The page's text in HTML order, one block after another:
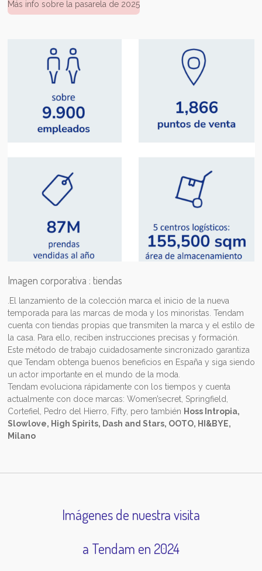
Más info sobre la pasarela de 2025
Imagen corporativa : tiendas
.El lanzamiento de la colección marca el inicio de la nueva
temporada para las marcas de moda y los minoristas. Tendam
cuenta con tiendas propias que transmiten la marca y el estilo de
la casa. Para ello, reciben instrucciones precisas y formación.
Este método de trabajo cuidadosamente sincronizado garantiza
que Tendam obtenga buenos beneficios en España y siga siendo
un actor importante en el mundo de la moda.
Tendam evoluciona rápidamente con los tiempos y cuenta
actualmente con doce marcas: Women’secret, Springfield,
Cortefiel, Pedro del Hierro, Fifty, pero también Hoss Intropia,
Slowlove, High Spirits, Dash and Stars, OOTO, HI&BYE,
Milano
Imágenes de nuestra visita
a Tendam en 2024